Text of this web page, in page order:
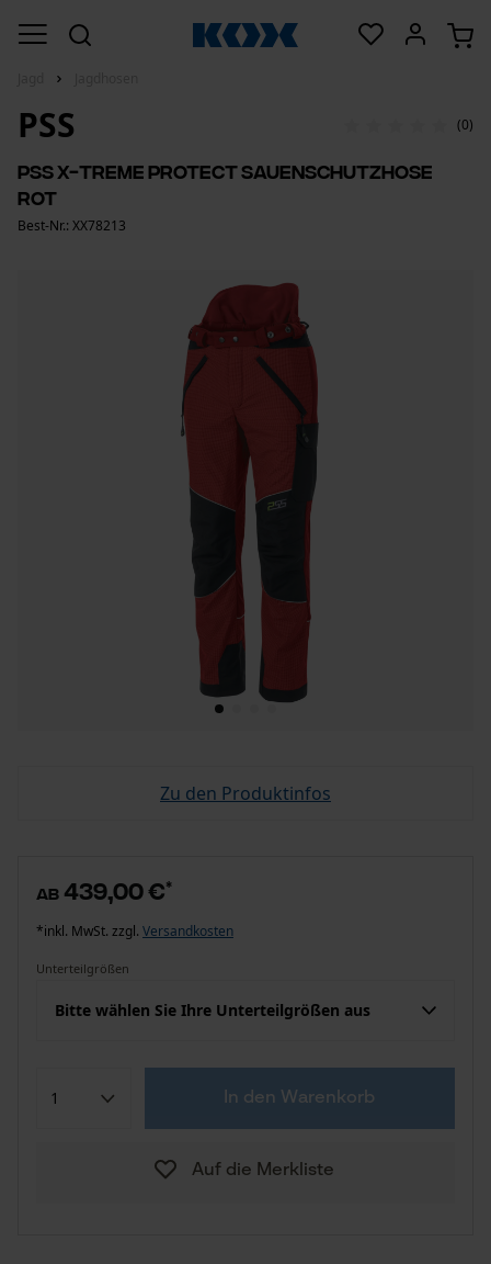
PSS (0)
PSS X-treme Protect Sauenschutzhose
Rot
Best-Nr.: XX78213
Zu den Produktinfos
ab 439,00 €*
*inkl. MwSt. zzgl. Versandkosten
Unterteilgrößen
Bitte wählen Sie Ihre Unterteilgrößen aus
In den Warenkorb
Auf die Merkliste